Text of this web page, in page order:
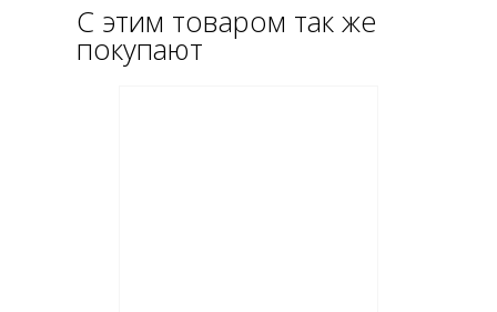
С этим товаром так же
покупают